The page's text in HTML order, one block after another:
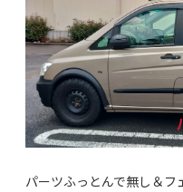
パーツふっとんで無し＆フ